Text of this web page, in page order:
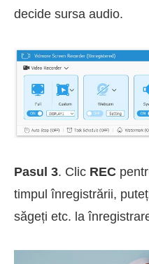
decide sursa audio.
Pasul 3. Clic REC
timpul înregistrării,
săgeți etc. la